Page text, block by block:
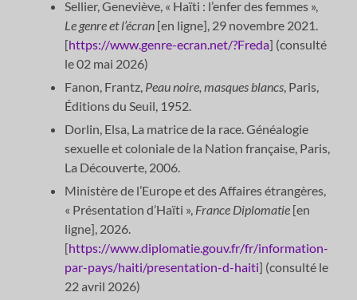
Sellier, Geneviève, « Haïti : l’enfer des femmes »,
Le genre et l’écran [en ligne], 29 novembre 2021.
[https://www.genre-ecran.net/?Freda] (consulté
le 02 mai 2026)
Fanon, Frantz, Peau noire, masques blancs, Paris,
Éditions du Seuil, 1952.
Dorlin, Elsa, La matrice de la race. Généalogie
sexuelle et coloniale de la Nation française, Paris,
La Découverte, 2006.
Ministère de l’Europe et des Affaires étrangères,
« Présentation d’Haïti », France Diplomatie [en
ligne], 2026.
[https://www.diplomatie.gouv.fr/fr/information-
par-pays/haiti/presentation-d-haiti] (consulté le
22 avril 2026)